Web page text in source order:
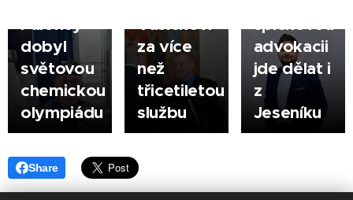
Paloncý
dobyl
světovou
chemickou
olympiádu
Vašíčkovi
za více
než
třicetiletou
službu
špičkovou
advokacii
jde dělat i
z
Jeseníku
Share